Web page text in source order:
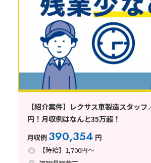
【紹介案件】レクサス車製造スタッ
円！月収例はなんと35万超！
月収例 390,354 円
【時給】1,700円～